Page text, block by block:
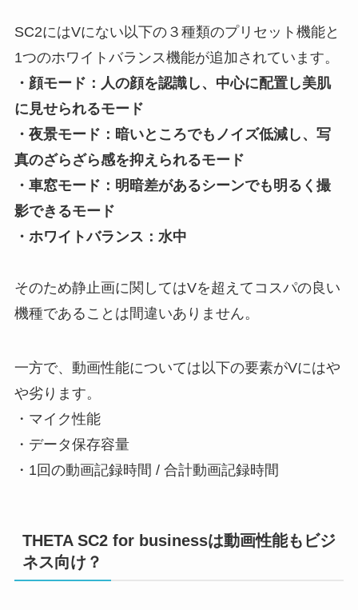
SC2にはVにない以下の３種類のプリセット機能と
1つのホワイトバランス機能が追加されています。
・顔モード：人の顔を認識し、中心に配置し美肌
に見せられるモード
・夜景モード：暗いところでもノイズ低減し、写
真のざらざら感を抑えられるモード
・車窓モード：明暗差があるシーンでも明るく撮
影できるモード
・ホワイトバランス：水中
そのため静止画に関してはVを超えてコスパの良い
機種であることは間違いありません。
一方で、動画性能については以下の要素がVにはや
や劣ります。
・マイク性能
・データ保存容量
・1回の動画記録時間 / 合計動画記録時間
THETA SC2 for businessは動画性能もビジ
ネス向け？